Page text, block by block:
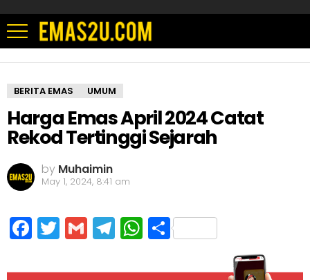
BERITA EMAS UMUM
Harga Emas April 2024 Catat
Rekod Tertinggi Sejarah
by Muhaimin
May 1, 2024, 8:41 am
Facebook
Twitter
GmailTelegram
WhatsApp
Share